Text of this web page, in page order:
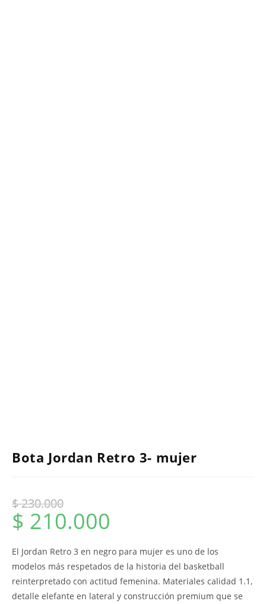
Bota Jordan Retro 3- mujer
$230.000
$ 210.000
El Jordan Retro 3 en negro para mujer es uno de los
modelos más respetados de la historia del basketball
reinterpretado con actitud femenina. Materiales calidad 1.1,
detalle elefante en lateral y construcción premium que se